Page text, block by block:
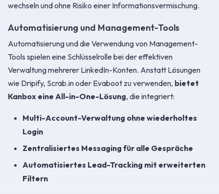
wechseln und ohne Risiko einer Informationsvermischung.
Automatisierung und Management-Tools
Automatisierung und die Verwendung von Management-
Tools spielen eine Schlüsselrolle bei der effektiven
Verwaltung mehrerer LinkedIn-Konten. Anstatt Lösungen
wie Dripify, Scrab.in oder Evaboot zu verwenden, bietet
Kanbox eine All-in-One-Lösung, die integriert:
Multi-Account-Verwaltung ohne wiederholtes
Login
Zentralisiertes Messaging für alle Gespräche
Automatisiertes Lead-Tracking mit erweiterten
Filtern